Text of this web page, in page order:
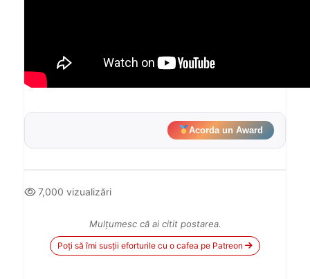
Acorda un Award
7,000 vizualizări
Mulțumesc că ai citit postarea.
Poți să îmi susții eforturile cu o cafea pe Patreon